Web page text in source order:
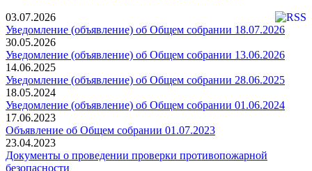
03.07.2026
Уведомление (объявление) об Общем собрании 18.07.2026
30.05.2026
Уведомление (объявление) об Общем собрании 13.06.2026
14.06.2025
Уведомление (объявление) об Общем собрании 28.06.2025
18.05.2024
Уведомление (объявление) об Общем собрании 01.06.2024
17.06.2023
Объявление об Общем собрании 01.07.2023
23.04.2023
Документы о проведении проверки противопожарной
безопасности